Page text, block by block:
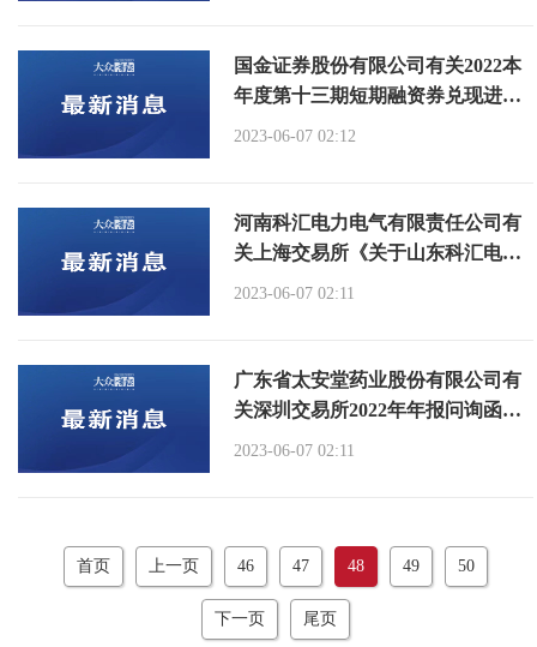
国金证券股份有限公司有关2022本
年度第十三期短期融资券兑现进行
的通知
2023-06-07 02:12
河南科汇电力电气有限责任公司有
关上海交易所《关于山东科汇电力
自动化股份有限公司2022年年度报
2023-06-07 02:11
广东省太安堂药业股份有限公司有
关深圳交易所2022年年报问询函回
复信息公示
2023-06-07 02:11
首页 上一页 46 47 48 49 50
下一页 尾页